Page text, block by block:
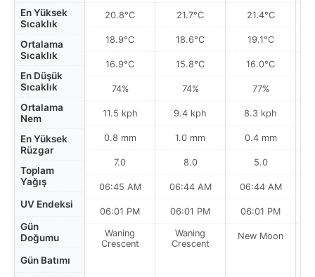
En Yüksek
Sıcaklık
Ortalama
Sıcaklık
En Düşük
Sıcaklık
Ortalama
Nem
En Yüksek
Rüzgar
Toplam
Yağış
UV Endeksi
Gün
Doğumu
Gün Batımı
20.8°C
18.9°C
16.9°C
74%
11.5 kph
0.8 mm
7.0
06:45 AM
06:01 PM
Waning
Crescent
21.7°C
18.6°C
15.8°C
74%
9.4 kph
1.0 mm
8.0
06:44 AM
06:01 PM
Waning
Crescent
21.4°C
19.1°C
16.0°C
77%
8.3 kph
0.4 mm
5.0
06:44 AM
06:01 PM
New Moon